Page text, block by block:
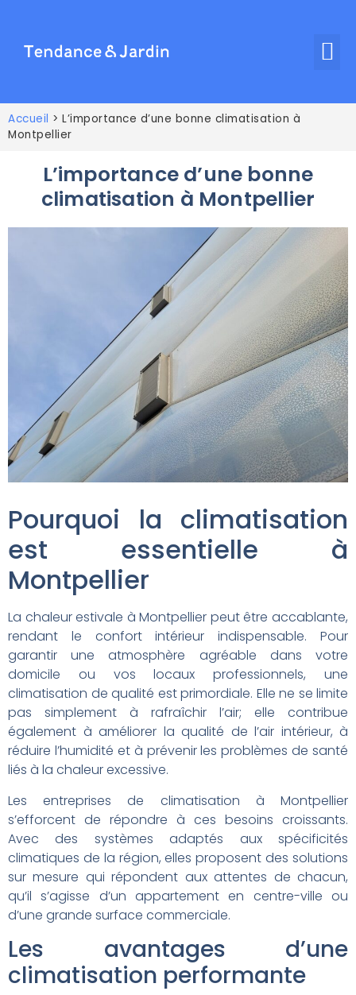
Accueil > L’importance d’une bonne climatisation à
Montpellier
L’importance d’une bonne
climatisation à Montpellier
Pourquoi la climatisation
est essentielle à
Montpellier
La chaleur estivale à Montpellier peut être accablante,
rendant le confort intérieur indispensable. Pour
garantir une atmosphère agréable dans votre
domicile ou vos locaux professionnels, une
climatisation de qualité est primordiale. Elle ne se limite
pas simplement à rafraîchir l’air; elle contribue
également à améliorer la qualité de l’air intérieur, à
réduire l’humidité et à prévenir les problèmes de santé
liés à la chaleur excessive.
Les entreprises de climatisation à Montpellier
s’efforcent de répondre à ces besoins croissants.
Avec des systèmes adaptés aux spécificités
climatiques de la région, elles proposent des solutions
sur mesure qui répondent aux attentes de chacun,
qu’il s’agisse d’un appartement en centre-ville ou
d’une grande surface commerciale.
Les avantages d’une
climatisation performante